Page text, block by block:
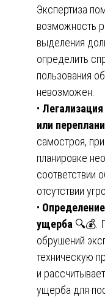
Экспертиза
возможность
выделения
определить
пользования
невозможен.
•
или
самостроя,
планировке
соответствии
отсутствии
•
ущерба 🔍💰.
обрушений
техническую
и
ущерба для